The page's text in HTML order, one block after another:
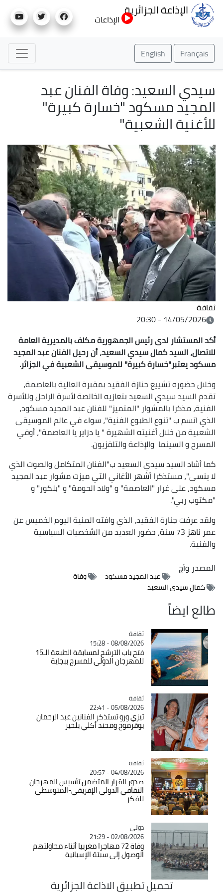
إلى
الإذاعة الجزائرية
الإذاعات
Français
English
سيدي السعيد: وفاة الفنان عبد
المجيد مسكود "خسارة كبيرة"
للأغنية الشعبية"
ثقافة
14/05/2026 - 20:30
أكد المستشار لدى رئيس الجمهورية مكلف بالمديرية العامة
للاتصال، السيد كمال سيدي السعيد، أن رحيل الفنان عبد المجيد
مسكود يعتبر"خسارة كبيرة" للموسيقى الشعبية في الجزائر.
وخلال حضوره تشييع جنازة الفقيد بمقبرة العالية بالعاصمة،
تقدم السيد سيدي السعيد بتعازيه الخالصة لأسرة الراحل وللأسرة
الفنية، مذكرا بالمشوار "المتميز" للفنان عبد المجيد مسكود،
الذي اتسم ب "تنوع الطبوع الفنية"، سواء في عالم الموسيقى
الشعبية من خلال أغنيته الشهيرة " يا دزاير يا العاصمة"، أوفي
المسرح و السينما والإذاعة والتلفزيون.
كما أشاد السيد سيدي السعيد ب"الفنان المتكامل والصوت الذي
لا ينسى"، مستذكرا أشهر الأغاني التي ميزت مشوار عبد المجيد
مسكود، على غرار "العاصمة" و "ولاد الحومة" و "بلكور" و
"مكتوب ربي".
ولقد عرفت جنازة الفقيد، الذي وافته المنية اليوم الخميس عن
عمر ناهز 73 سنة، حضور العديد من الشخصيات السياسية
والفنية.
المصدروأج
عبد المجيد مسكود
وفاة
كمال سيدي السعيد
طالع ايضاً
Catégorie
ثقافة
08/08/2026 - 15:28
فتح باب الترشح لمسابقة الطبعة الـ15
للمهرجان الدولي للمسرح ببجاية
Catégorie
ثقافة
05/08/2026 - 22:41
تيزي وزو تستذكر الفنانين عبد الرحمان
بوقرموح ومحند أكلي بلخير
Catégorie
ثقافة
04/08/2026 - 20:57
صدور القرار المتضمن تأسيس المهرجان
الثقافي الدولي الإفريقي-المتوسطي
للفكر
Catégorie
دولي
02/08/2026 - 21:29
وفاة 72 مهاجرا مغربيا أثناء محاولتهم
الوصول إلى سبتة الإسبانية
تحميل تطبيق الاذاعة الجزائرية